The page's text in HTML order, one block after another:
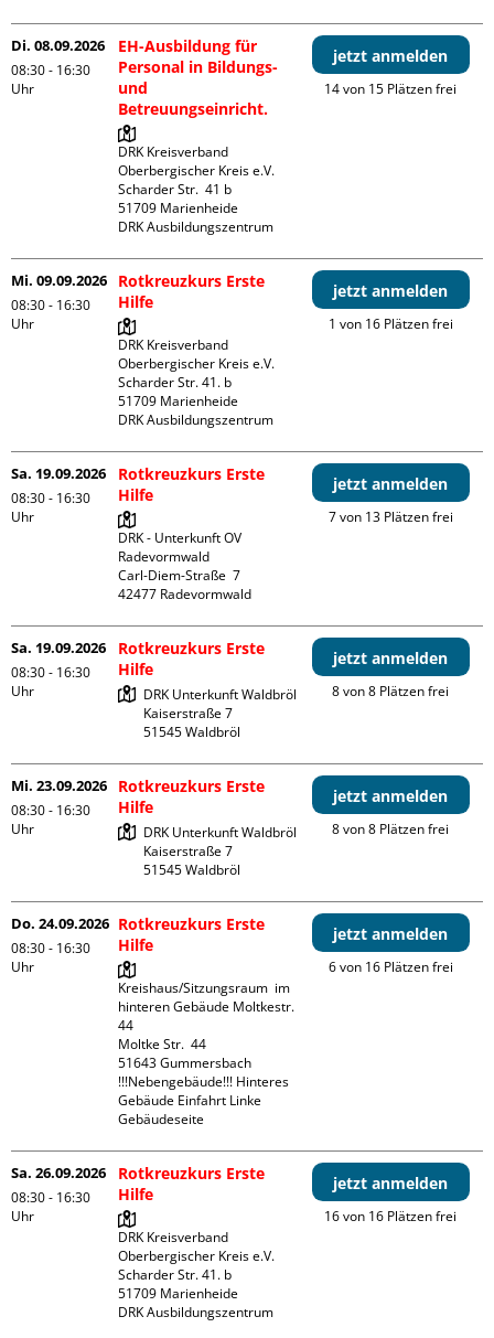
Di. 08.09.2026
08:30 - 16:30
Uhr
EH-Ausbildung für
Personal in Bildungs-
und
Betreuungseinricht.
DRK Kreisverband
Oberbergischer Kreis e.V.
Scharder Str.  41 b
51709 Marienheide
DRK Ausbildungszentrum
jetzt anmelden
14 von 15 Plätzen frei
Mi. 09.09.2026
08:30 - 16:30
Uhr
Rotkreuzkurs Erste
Hilfe
DRK Kreisverband
Oberbergischer Kreis e.V.
Scharder Str. 41. b
51709 Marienheide
DRK Ausbildungszentrum
jetzt anmelden
1 von 16 Plätzen frei
Sa. 19.09.2026
08:30 - 16:30
Uhr
Rotkreuzkurs Erste
Hilfe
DRK - Unterkunft OV
Radevormwald
Carl-Diem-Straße  7
jetzt anmelden
7 von 13 Plätzen frei
Sa. 19.09.2026
08:30 - 16:30
Uhr
Rotkreuzkurs Erste
Hilfe
DRK Unterkunft Waldbröl
Kaiserstraße 7
jetzt anmelden
8 von 8 Plätzen frei
Mi. 23.09.2026
08:30 - 16:30
Uhr
Rotkreuzkurs Erste
Hilfe
DRK Unterkunft Waldbröl
Kaiserstraße 7
jetzt anmelden
8 von 8 Plätzen frei
Do. 24.09.2026
08:30 - 16:30
Uhr
Rotkreuzkurs Erste
Hilfe
Kreishaus/Sitzungsraum  im
hinteren Gebäude Moltkestr.
44
Moltke Str.  44
51643 Gummersbach
!!!Nebengebäude!!! Hinteres
Gebäude Einfahrt Linke
Gebäudeseite
jetzt anmelden
6 von 16 Plätzen frei
Sa. 26.09.2026
08:30 - 16:30
Uhr
Rotkreuzkurs Erste
Hilfe
DRK Kreisverband
Oberbergischer Kreis e.V.
Scharder Str. 41. b
51709 Marienheide
DRK Ausbildungszentrum
jetzt anmelden
16 von 16 Plätzen frei